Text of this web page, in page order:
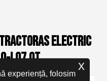
experiență, folosim
x
Electric
LO7.0T